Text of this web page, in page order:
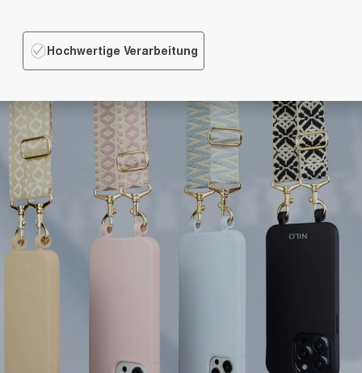
Hochwertige Verarbeitung